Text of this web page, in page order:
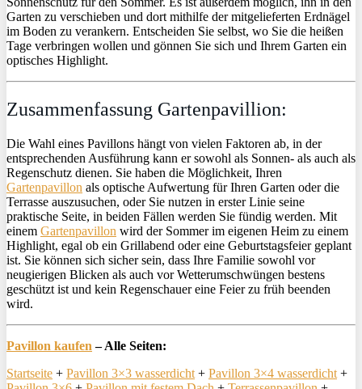
Garten zu verschieben und dort mithilfe der mitgelieferten Erdnägel
im Boden zu verankern. Entscheiden Sie selbst, wo Sie die heißen
Tage verbringen wollen und gönnen Sie sich und Ihrem Garten ein
optisches Highlight.
Zusammenfassung Gartenpavillion:
Die Wahl eines Pavillons hängt von vielen Faktoren ab, in der
entsprechenden Ausführung kann er sowohl als Sonnen- als auch als
Regenschutz dienen. Sie haben die Möglichkeit, Ihren
Gartenpavillon als optische Aufwertung für Ihren Garten oder die
Terrasse auszusuchen, oder Sie nutzen in erster Linie seine
praktische Seite, in beiden Fällen werden Sie fündig werden. Mit
einem Gartenpavillon wird der Sommer im eigenen Heim zu einem
Highlight, egal ob ein Grillabend oder eine Geburtstagsfeier geplant
ist. Sie können sich sicher sein, dass Ihre Familie sowohl vor
neugierigen Blicken als auch vor Wetterumschwüngen bestens
geschützt ist und kein Regenschauer eine Feier zu früh beenden
wird.
Pavillon kaufen – Alle Seiten:
Startseite + Pavillon 3×3 wasserdicht + Pavillon 3×4 wasserdicht +